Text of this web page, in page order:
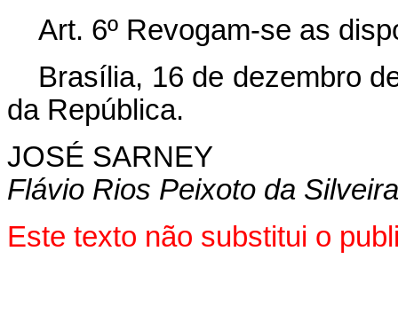
Art. 6º Revogam-se as
Brasília, 16 de dezembro
da República.
JOSÉ SARNEY
Flávio Rios Peixoto da Silveira
Este texto não substitui o